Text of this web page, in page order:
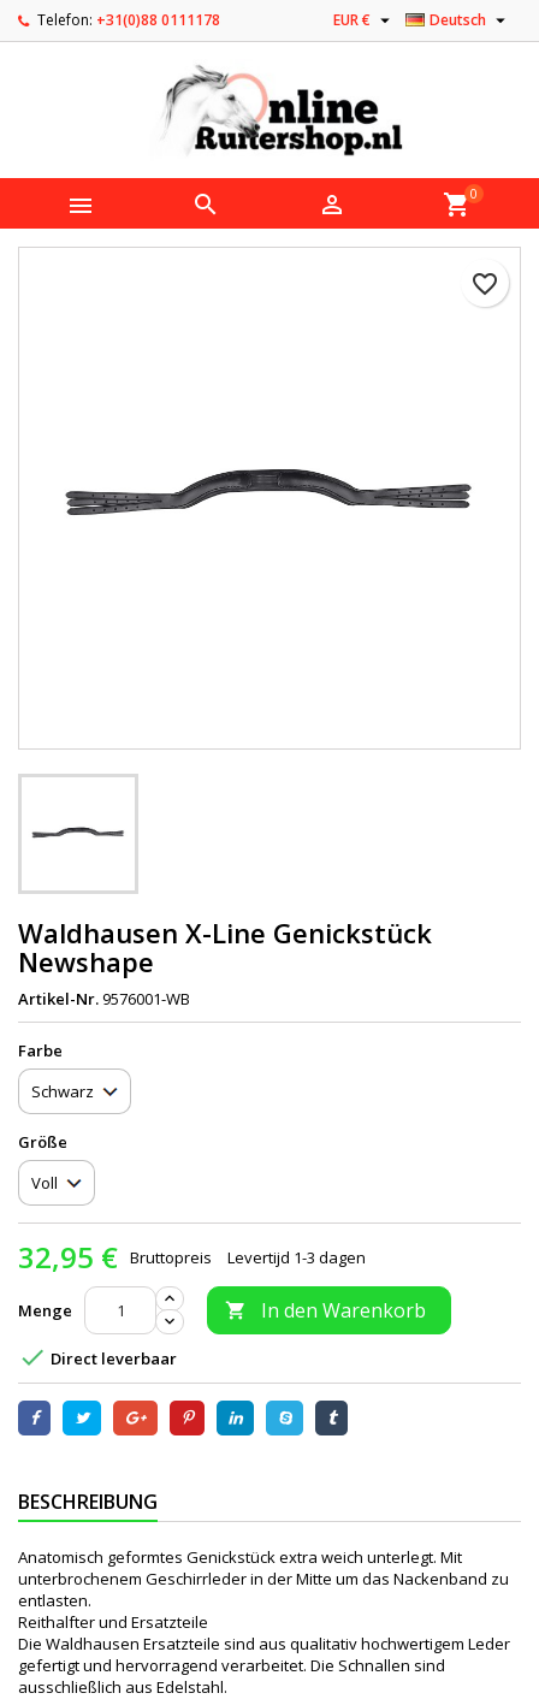
Telefon: +31(0)88 0111178 Deutsch 
EUR € 
   shopping_cart0
favorite_border
Waldhausen X-Line Genickstück
Newshape
Artikel-Nr.9576001-WB
Farbe
Größe
32,95 € Bruttopreis Levertijd 1-3 dagen
Menge  In den Warenkorb
 Direct leverbaar
BESCHREIBUNG
Anatomisch geformtes Genickstück extra weich unterlegt. Mit
unterbrochenem Geschirrleder in der Mitte um das Nackenband zu
entlasten.
Reithalfter und Ersatzteile
Die Waldhausen Ersatzteile sind aus qualitativ hochwertigem Leder
gefertigt und hervorragend verarbeitet. Die Schnallen sind
ausschließlich aus Edelstahl.